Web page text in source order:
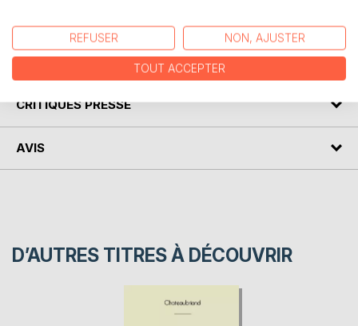
AUTEUR(S)
CRITIQUES PRESSE
AVIS
D’AUTRES TITRES À DÉCOUVRIR
REFUSER NON, AJUSTER
TOUT ACCEPTER